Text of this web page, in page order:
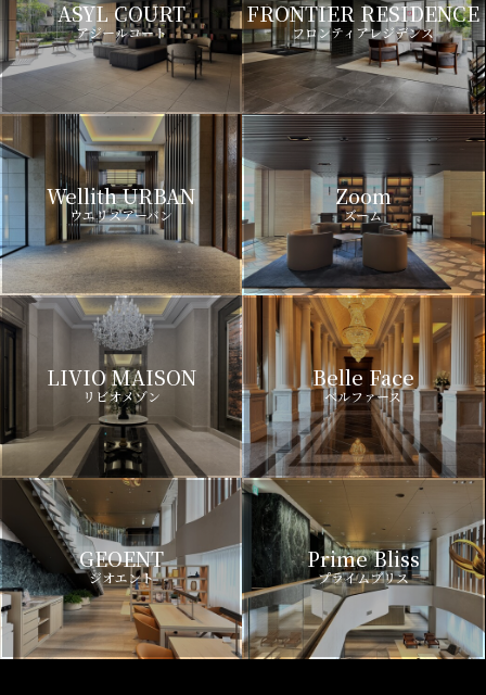
ASYL COURT
アジールコート
FRONTIER RESIDENCE
フロンティアレジデンス
Wellith URBAN
ウエリスアーバン
Zoom
ズーム
LIVIO MAISON
リビオメゾン
Belle Face
ベルファース
GEOENT
ジオエント
Prime Bliss
プライムブリス